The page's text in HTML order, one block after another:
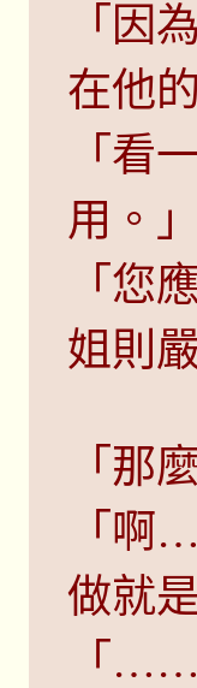
「因
在他
「看
用。
「您
姐則
「那
「啊
做就
「